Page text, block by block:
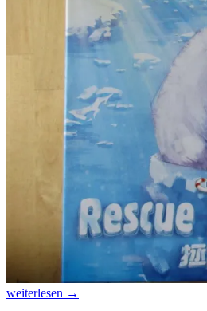
Kaum
weiterlesen →